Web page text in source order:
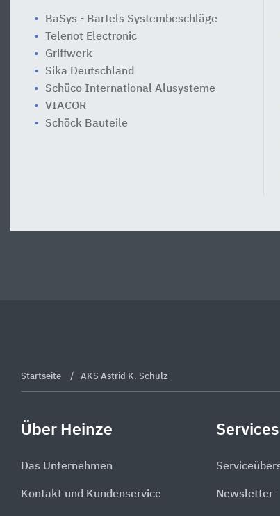
BaSys - Bartels Systembeschläge
Telenot Electronic
Griffwerk
Sika Deutschland
Schüco International Alusysteme
VIACOR
Schöck Bauteile
Startseite AKS Astrid K. Schulz
Über Heinze
Das Unternehmen
Kontakt und Kundenservice Newsletter